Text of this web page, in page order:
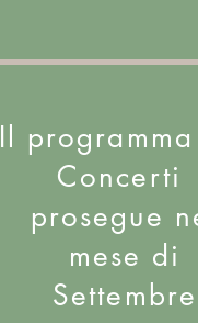
Il
Concerti
prosegue
mese di
Settembre